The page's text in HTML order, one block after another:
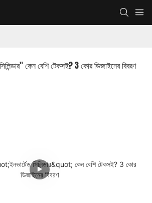
কেন বেশি টেকসই? 3 কোর ডিজাইনের বিবরণ